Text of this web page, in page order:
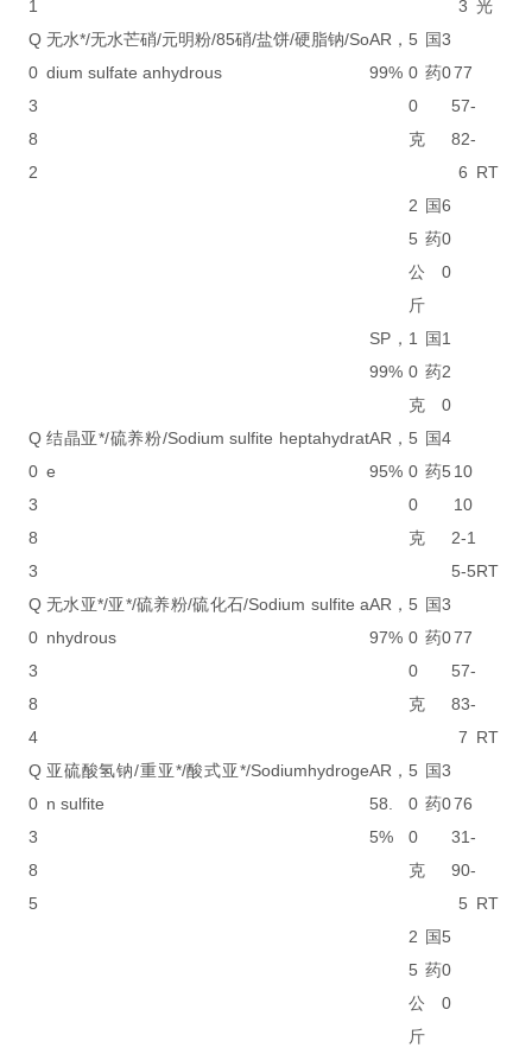
1 3 光
Q
0
3
8
2
无水*/无水芒硝/元明粉/85硝/盐饼/硬脂钠/So
dium sulfate anhydrous
AR，
99%
5
0
0
克
国
药
3
077
57-
82-
6 RT
2
5
公
斤
国
药
6
0
0
SP，
99%
1
0
克
国
药
1
2
0
Q
0
3
8
3
结晶亚*/硫养粉/Sodium sulfite heptahydrat
e
AR，
95%
5
0
0
克
国
药
4
5 10
10
2-1
5-5RT
Q
0
3
8
4
无水亚*/亚*/硫养粉/硫化石/Sodium sulfite a
nhydrous
AR，
97%
5
0
0
克
国
药
3
077
57-
83-
7 RT
Q
0
3
8
5
亚硫酸氢钠/重亚*/酸式亚*/Sodiumhydroge
n sulfite
AR，
58.
5%
5
0
0
克
国
药
3
076
31-
90-
5 RT
2
5
公
斤
国
药
5
0
0